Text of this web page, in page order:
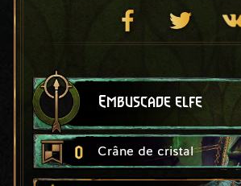
Embuscade elfe
0 Crâne de cristal